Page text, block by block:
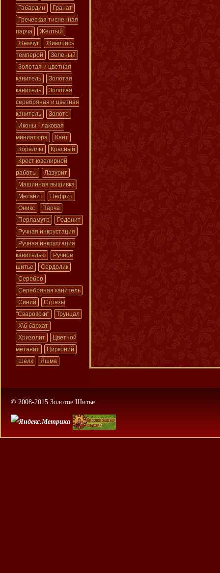
Габардин
Гранат
Греческая тисненная
парча
Желтый
Жемчуг
Живопись
темперой
Зеленый
Золотая и цветная
канитель
Золотая
канитель
Золотая
серебряная и цветная
канитель
Золото
Иконы - лаковая
миниатюра
Кант
Кораллы
Красный
Крест ювелирной
работы
Лазурит
Машинная вышивка
Метанит
Нефрит
Оникс
Парча
Перламутр
Родонит
Ручная инкрустация
Ручная инкрустация
канителью
Ручное
шитье
Сердолик
Серебро
Серебряная канитель
Синий
Стразы
"Сваровски"
Трунцал
Х\б бархат
Хризолит
Цветной
метанит
Цирконий
Шелк
Яшма
© 2008-2015 Золотое Шитье